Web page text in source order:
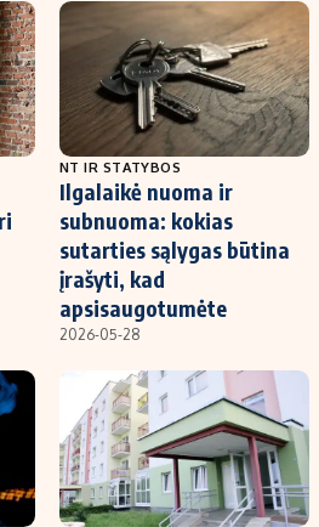
NT IR STATYBOS
Ilgalaikė nuoma ir
subnuoma: kokias
sutarties sąlygas būtina
įrašyti, kad
apsisaugotumėte
2026-05-28